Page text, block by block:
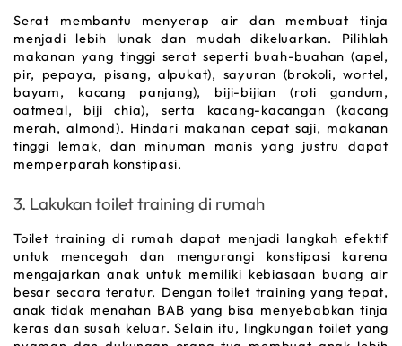
Serat membantu menyerap air dan membuat tinja
menjadi lebih lunak dan mudah dikeluarkan. Pilihlah
makanan yang tinggi serat seperti buah-buahan (apel,
pir, pepaya, pisang, alpukat), sayuran (brokoli, wortel,
bayam, kacang panjang), biji-bijian (roti gandum,
oatmeal, biji chia), serta kacang-kacangan (kacang
merah, almond). Hindari makanan cepat saji, makanan
tinggi lemak, dan minuman manis yang justru dapat
memperparah konstipasi.
3. Lakukan toilet training di rumah
Toilet training di rumah dapat menjadi langkah efektif
untuk mencegah dan mengurangi konstipasi karena
mengajarkan anak untuk memiliki kebiasaan buang air
besar secara teratur. Dengan toilet training yang tepat,
anak tidak menahan BAB yang bisa menyebabkan tinja
keras dan susah keluar. Selain itu, lingkungan toilet yang